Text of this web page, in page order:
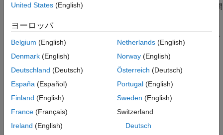
自分の MATLAB Grader
ホーム ページにリストされている問
誰でもコラボレーターになることができます。ライセンスやソフ
トウェアの保守要件はありません。ただし、共同作業者は
MathWorks® アカウントを所有していなければなりません。
ませんが、MATLAB ライセンスは不要です。
コラボレーターの追加
講師を追加するには、次のようにします。
United States (English)
ヨーロッパ
Belgium (English)
Denmark (English)
Deutschland (Deutsch)
España (Español)
Finland (English)
France (Français)
Ireland (English)
Netherlands(English)
Norway(English)
Österreich (Deutsch)
Portugal(English)
Sweden (English)
Switzerland
Deutsch